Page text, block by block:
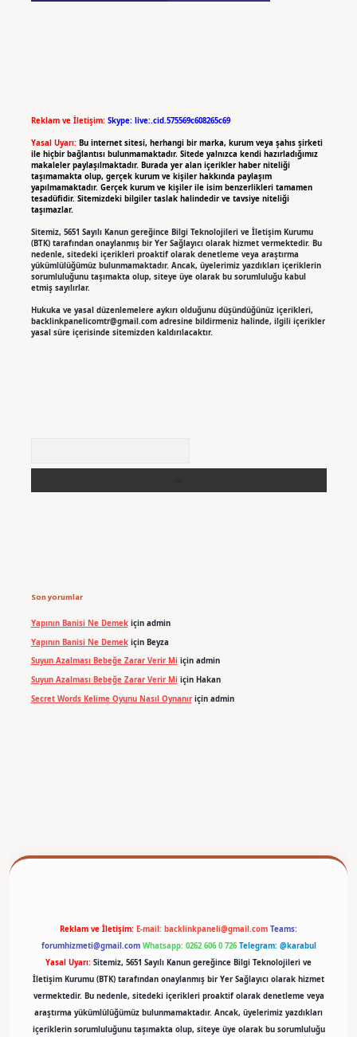
Reklam ve İletişim: Skype: live:.cid.575569c608265c69
Yasal Uyarı: Bu internet sitesi, herhangi bir marka, kurum veya şahıs şirketi
ile hiçbir bağlantısı bulunmamaktadır. Sitede yalnızca kendi hazırladığımız
makaleler paylaşılmaktadır. Burada yer alan içerikler haber niteliği
taşımamakta olup, gerçek kurum ve kişiler hakkında paylaşım
yapılmamaktadır. Gerçek kurum ve kişiler ile isim benzerlikleri tamamen
tesadüfidir. Sitemizdeki bilgiler taslak halindedir ve tavsiye niteliği
taşımazlar.
Sitemiz, 5651 Sayılı Kanun gereğince Bilgi Teknolojileri ve İletişim Kurumu
(BTK) tarafından onaylanmış bir Yer Sağlayıcı olarak hizmet vermektedir. Bu
nedenle, sitedeki içerikleri proaktif olarak denetleme veya araştırma
yükümlülüğümüz bulunmamaktadır. Ancak, üyelerimiz yazdıkları içeriklerin
sorumluluğunu taşımakta olup, siteye üye olarak bu sorumluluğu kabul
etmiş sayılırlar.
Hukuka ve yasal düzenlemelere aykırı olduğunu düşündüğünüz içerikleri,
backlinkpanelicomtr@gmail.comadresine bildirmeniz halinde, ilgili içerikler
yasal süre içerisinde sitemizden kaldırılacaktır.
Son yorumlar
Yapının Banisi Ne Demekiçin admin
Yapının Banisi Ne Demekiçin Beyza
Suyun Azalması Bebeğe Zarar Verir Miiçin admin
Suyun Azalması Bebeğe Zarar Verir Miiçin Hakan
Secret Words Kelime Oyunu Nasıl Oynanıriçin admin
Reklam ve İletişim: E-mail: backlinkpaneli@gmail.com Teams:
forumhizmeti@gmail.com Whatsapp: 0262 606 0 726 Telegram: @karabul
Yasal Uyarı: Sitemiz, 5651 Sayılı Kanun gereğince Bilgi Teknolojileri ve
İletişim Kurumu (BTK) tarafından onaylanmış bir Yer Sağlayıcı olarak hizmet
vermektedir. Bu nedenle, sitedeki içerikleri proaktif olarak denetleme veya
araştırma yükümlülüğümüz bulunmamaktadır. Ancak, üyelerimiz yazdıkları
içeriklerin sorumluluğunu taşımakta olup, siteye üye olarak bu sorumluluğu